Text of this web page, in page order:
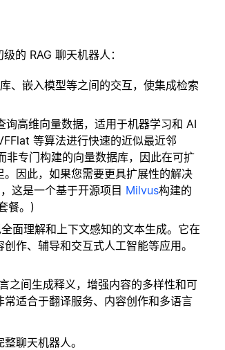
的 RAG 聊天机器人：
、嵌入模型等之间的交互，使集成检索
高维向量数据，适用于机器学习和 AI
等算法进行快速的近似最近邻
非专门构建的向量数据库，因此在可扩
因此，如果您需要更具扩展性的解决
，这是一个基于开源项目 Milvus构建的
餐。)
面理解和上下文感知的文本生成。它在
作、辅导和交互式人工智能等应用。
之间生成释义，增强内容的多样性和可
适合于翻译服务、内容创作和多语言
聊天机器人。